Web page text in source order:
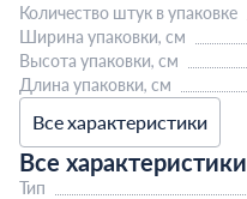
Количество штук в упаковке
Ширина упаковки, см
Высота упаковки, см
Длина упаковки, см
Все характеристики
Все характеристики
Тип